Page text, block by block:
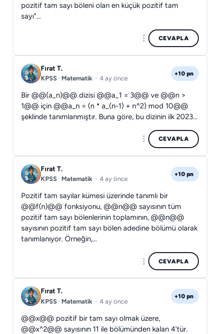
pozitif tam sayı böleni olan en küçük pozitif tam
sayı"…
CEVAPLA
Fırat T.
KPSS · Matematik · 4 ay önce
+10 pn
Bir @@(a_n)@@ dizisi @@a_1 = 3@@ ve @@n >
1@@ için @@a_n = (n * a_(n-1) + n^2) mod 10@@
şeklinde tanımlanmıştır. Buna göre, bu dizinin ilk 2023…
CEVAPLA
Fırat T.
KPSS · Matematik · 4 ay önce
+10 pn
Pozitif tam sayılar kümesi üzerinde tanımlı bir
@@f(n)@@ fonksiyonu, @@n@@ sayısının tüm
pozitif tam sayı bölenlerinin toplamının, @@n@@
sayısının pozitif tam sayı bölen adedine bölümü olarak
tanımlanıyor. Örneğin,…
CEVAPLA
Fırat T.
KPSS · Matematik · 4 ay önce
+10 pn
@@x@@ pozitif bir tam sayı olmak üzere,
@@x^2@@ sayısının 11 ile bölümünden kalan 4'tür.